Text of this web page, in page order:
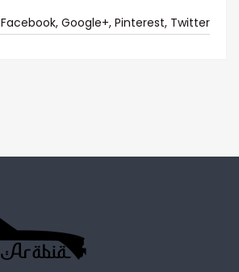
Facebook, Google+, Pinterest, Twitter